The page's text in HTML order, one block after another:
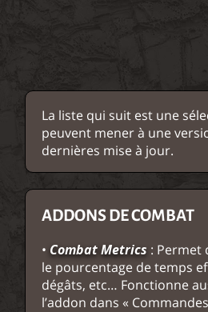
La liste qui suit est une
peuvent mener à une
dernières mise à jour.
ADDONS DE COMBAT
• Combat Metrics : Permet
le pourcentage de temps
dégâts, etc… Fonctionne
l’addon dans «